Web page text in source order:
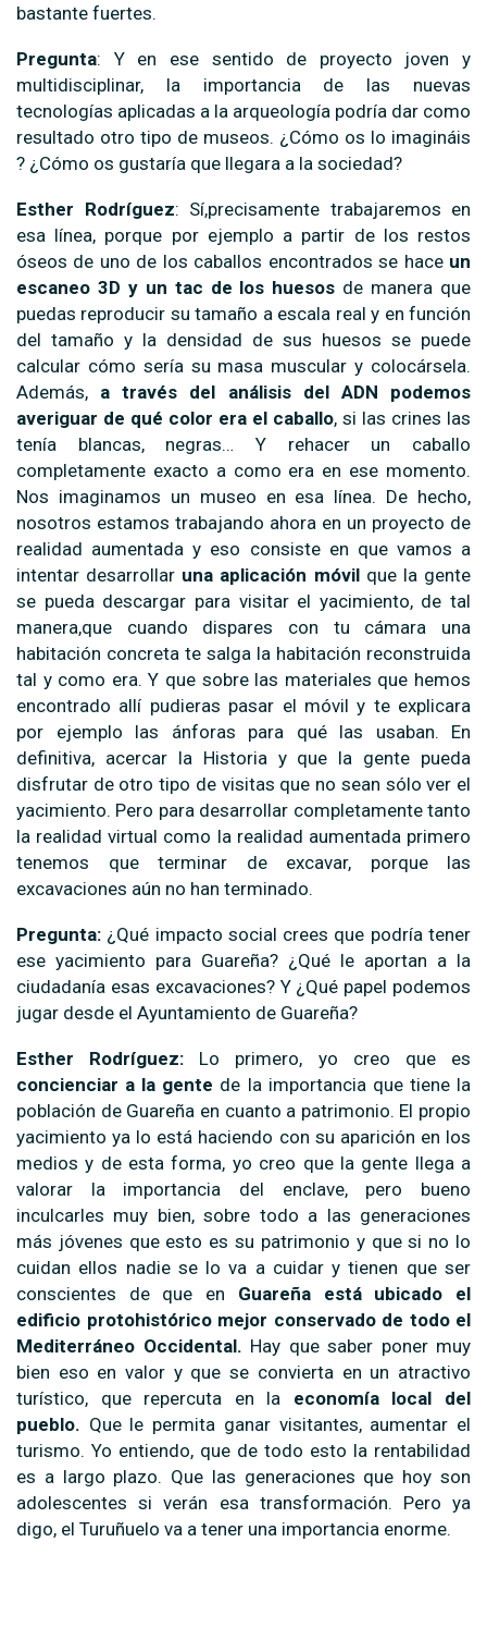
bastante fuertes.
Pregunta: Y en ese sentido de proyecto joven y
multidisciplinar, la importancia de las nuevas
tecnologías aplicadas a la arqueología podría dar como
resultado otro tipo de museos. ¿Cómo os lo imagináis
? ¿Cómo os gustaría que llegara a la sociedad?
Esther Rodríguez: Sí,precisamente trabajaremos en
esa línea, porque por ejemplo a partir de los restos
óseos de uno de los caballos encontrados se hace un
escaneo 3D y un tac de los huesos de manera que
puedas reproducir su tamaño a escala real y en función
del tamaño y la densidad de sus huesos se puede
calcular cómo sería su masa muscular y colocársela.
Además, a través del análisis del ADN podemos
averiguar de qué color era el caballo, si las crines las
tenía blancas, negras… Y rehacer un caballo
completamente exacto a como era en ese momento.
Nos imaginamos un museo en esa línea. De hecho,
nosotros estamos trabajando ahora en un proyecto de
realidad aumentada y eso consiste en que vamos a
intentar desarrollar una aplicación móvilque la gente
se pueda descargar para visitar el yacimiento, de tal
manera,que cuando dispares con tu cámara una
habitación concreta te salga la habitación reconstruida
tal y como era. Y que sobre las materiales que hemos
encontrado allí pudieras pasar el móvil y te explicara
por ejemplo las ánforas para qué las usaban. En
definitiva, acercar la Historia y que la gente pueda
disfrutar de otro tipo de visitas que no sean sólo ver el
yacimiento. Pero para desarrollar completamente tanto
la realidad virtual como la realidad aumentada primero
tenemos que terminar de excavar, porque las
excavaciones aún no han terminado.
Pregunta: ¿Qué impacto social crees que podría tener
ese yacimiento para Guareña? ¿Qué le aportan a la
ciudadanía esas excavaciones? Y ¿Qué papel podemos
jugar desde el Ayuntamiento de Guareña?
Esther Rodríguez: Lo primero, yo creo que es
concienciar a la gente de la importancia que tiene la
población de Guareña en cuanto a patrimonio. El propio
yacimiento ya lo está haciendo con su aparición en los
medios y de esta forma, yo creo que la gente llega a
valorar la importancia del enclave, pero bueno
inculcarles muy bien, sobre todo a las generaciones
más jóvenes que esto es su patrimonio y que si no lo
cuidan ellos nadie se lo va a cuidar y tienen que ser
conscientes de que en Guareña está ubicado el
edificio protohistórico mejor conservado de todo el
Mediterráneo Occidental. Hay que saber poner muy
bien eso en valor y que se convierta en un atractivo
turístico, que repercuta en la economía local del
pueblo. Que le permita ganar visitantes, aumentar el
turismo. Yo entiendo, que de todo esto la rentabilidad
es a largo plazo. Que las generaciones que hoy son
adolescentes si verán esa transformación. Pero ya
digo, el Turuñuelo va a tener una importancia enorme.